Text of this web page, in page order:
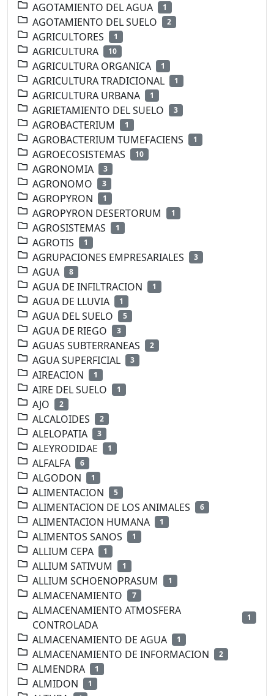
AGOTAMIENTO DEL AGUA 1
AGOTAMIENTO DEL SUELO 2
AGRICULTORES 1
AGRICULTURA 10
AGRICULTURA ORGANICA 1
AGRICULTURA TRADICIONAL 1
AGRICULTURA URBANA 1
AGRIETAMIENTO DEL SUELO 3
AGROBACTERIUM 1
AGROBACTERIUM TUMEFACIENS 1
AGROECOSISTEMAS 10
AGRONOMIA 3
AGRONOMO 3
AGROPYRON 1
AGROPYRON DESERTORUM 1
AGROSISTEMAS 1
AGROTIS 1
AGRUPACIONES EMPRESARIALES 3
AGUA 8
AGUA DE INFILTRACION 1
AGUA DE LLUVIA 1
AGUA DEL SUELO 5
AGUA DE RIEGO 3
AGUAS SUBTERRANEAS 2
AGUA SUPERFICIAL 3
AIREACION 1
AIRE DEL SUELO 1
AJO 2
ALCALOIDES 2
ALELOPATIA 3
ALEYRODIDAE 1
ALFALFA 6
ALGODON 1
ALIMENTACION 5
ALIMENTACION DE LOS ANIMALES 6
ALIMENTACION HUMANA 1
ALIMENTOS SANOS 1
ALLIUM CEPA 1
ALLIUM SATIVUM 1
ALLIUM SCHOENOPRASUM 1
ALMACENAMIENTO 7
ALMACENAMIENTO ATMOSFERA
CONTROLADA
1
ALMACENAMIENTO DE AGUA 1
ALMACENAMIENTO DE INFORMACION 2
ALMENDRA 1
ALMIDON 1